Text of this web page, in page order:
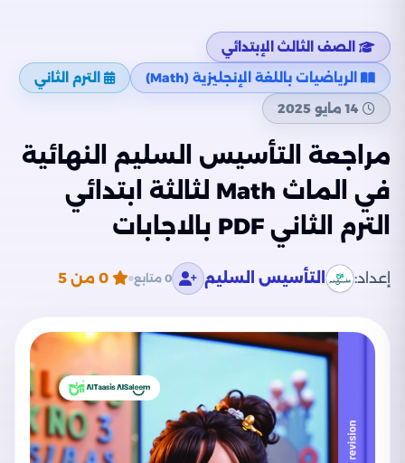
الصف الثالث الإبتدائي
الرياضيات باللغة الإنجليزية (Math)
الترم الثاني
14 مايو 2025
مراجعة التأسيس السليم النهائية
في الماث Math لثالثة ابتدائي
الترم الثاني PDF بالاجابات
إعداد: التأسيس السليم 0 متابع 0 من 5